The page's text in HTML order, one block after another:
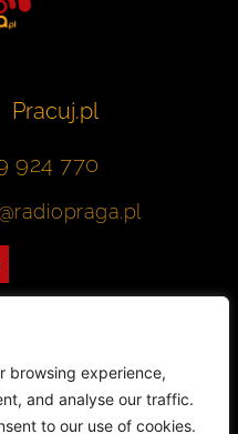
browsing experience,
and analyse our traffic.
to our use of cookies.
Pracuj.pl
924 770
Warszawskiej Pragi
Radiopraga.pl